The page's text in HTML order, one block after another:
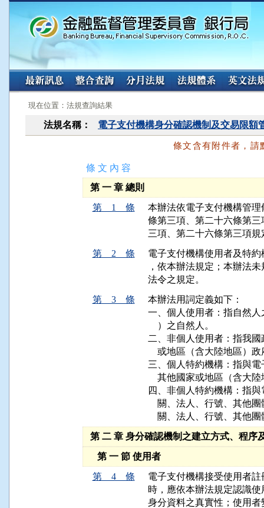
:::
現在位置：法規查詢結果
法規名稱： 電子支付機構身分確認機制及交易限額
條文含有附件者，請
條 文 內 容
第 一 章 總則
第 1 條
本辦法依電子支付機構管
條第三項、第二十六條第
三項、第二十六條第三項規
第 2 條
電子支付機構使用者及特
，依本辦法規定；本辦法
法令之規定。
第 3 條
本辦法用詞定義如下：
一、個人使用者：指自然
    ）之自然人。
二、非個人使用者：指我
或地區（含大陸地區）
三、個人特約機構：指與
其他國家或地區（含大
四、非個人特約機構：指
關、法人、行號、其他
關、法人、行號、其他
第 二 章 身分確認機制之建立方式、程序
第 一 節 使用者
第 4 條
電子支付機構接受使用者
時，應依本辦法規定認識
身分資料之真實性；使用